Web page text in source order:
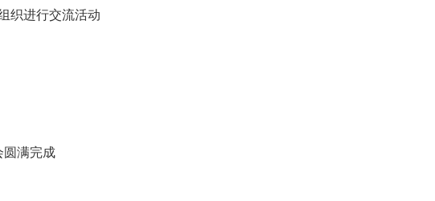
织进行交流活动
满完成